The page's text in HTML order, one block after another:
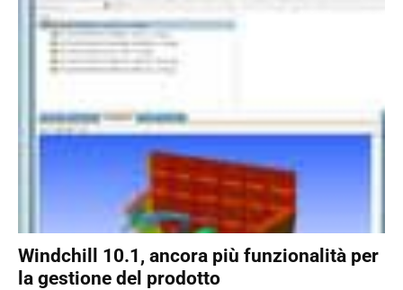
Windchill 10.1, ancora più funzionalità per
la gestione del prodotto